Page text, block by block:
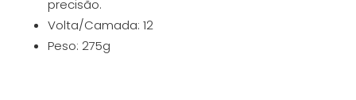
precisão.
Volta/Camada: 12
Peso: 275g